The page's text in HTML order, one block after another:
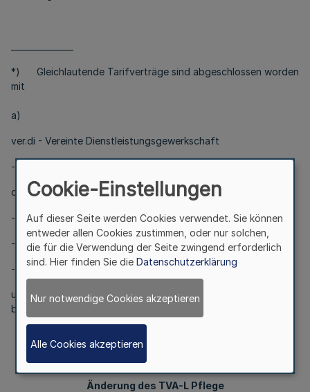
*) Gleichlautende Tarifverträge sind abgeschlossen worden
mit
a)
ver.di - Vereinte Dienstleistungsgewerkschaft
- Bundesvorstand -,
diese zugleich handelnd für
- Gewerkschaft der Polizei,
- Industriegewerkschaft Bauen-Agrar-Umwelt,
- Gewerkschaft Erziehung und Wissenschaft,
und
b) mit dbb beamtenbund und tarifunion.
Änderung des TVA-L Pflege
Cookie-Einstellungen
Auf dieser Seite werden Cookies verwendet. Sie können
entweder allen Cookies zustimmen, oder nur solchen,
die für die Verwendung der Seite zwingend erforderlich
sind. Hier finden Sie die Datenschutzerklärung
Nur notwendige Cookies akzeptieren
Alle Cookies akzeptieren